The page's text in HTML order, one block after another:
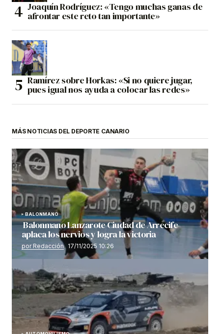
Joaquín Rodríguez: «Tengo muchas ganas de
afrontar este reto tan importante»
Ramírez sobre Horkas: «Si no quiere jugar,
pues igual nos ayuda a colocar las redes»
MÁS NOTICIAS DEL DEPORTE CANARIO
BALONMANO
Balonmano Lanzarote Ciudad de Arrecife
aplaca los nervios y logra la victoria
por Redacción 17/11/2025 10:26